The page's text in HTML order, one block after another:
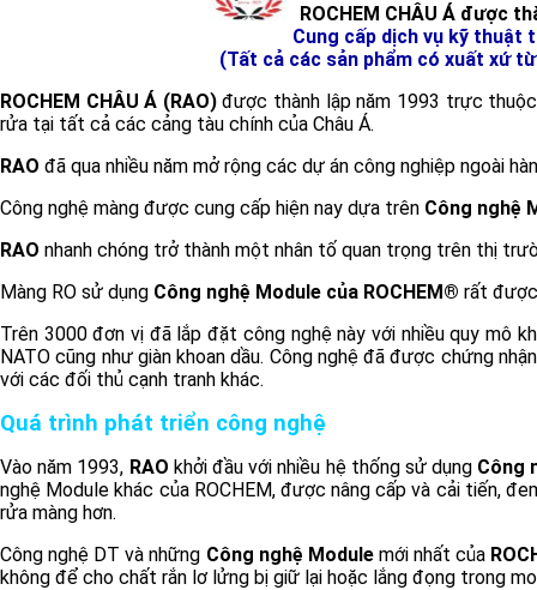
ROCHEM CHÂU Á được
Cung cấp dịch vụ kỹ thuật
(Tất cả các sản phẩm có xuất xứ
ROCHEM CHÂU Á (RAO)được thành lập năm 1993 trực
rửa tại tất cả các cảng tàu chính của Châu Á.
RAO đã qua nhiều năm mở rộng các dự án công nghiệp ngoài
Công nghệ màng được cung cấp hiện nay dựa trên Công nghệ
RAO nhanh chóng trở thành một nhân tố quan trọng trên thị
Màng RO sử dụng Công nghệ Module của ROCHEM® rất
Trên 3000 đơn vị đã lắp đặt công nghệ này với nhiều quy mô
NATO cũng như giàn khoan dầu. Công nghệ đã được chứng
với các đối thủ cạnh tranh khác.
Quá trình phát triển công nghệ
Vào năm 1993, RAO khởi đầu với nhiều hệ thống sử dụng Công
nghệ Module khác của ROCHEM, được nâng cấp và cải tiến,
rửa màng hơn.
Công nghệ DT và những Công nghệ Modulemới nhất của
không để cho chất rắn lơ lửng bị giữ lại hoặc lắng đọng trong